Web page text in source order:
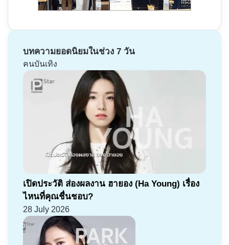
บทความยอดนิยมในช่วง 7 วัน
คนบันเทิง
เปิดประวัติ ส่องผลงาน ฮายอง (Ha Young) เรื่อง
ไหนที่คุณชื่นชอบ?
28 July 2026